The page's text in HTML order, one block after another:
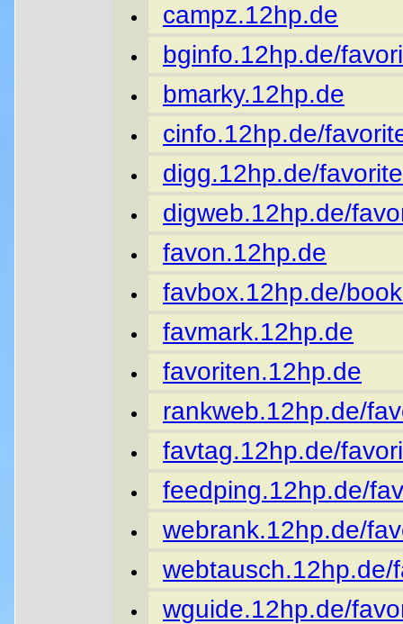
campz.12hp.de
bginfo.12hp.de/
bmarky.12hp.de
cinfo.12hp.de/
digg.12hp.de/
digweb.12hp.de/
favon.12hp.de
favbox.12hp.de/
favmark.12hp.de
favoriten.12hp.de
rankweb.12hp.de/
favtag.12hp.de/
feedping.12hp.de/
webrank.12hp.de/
webtausch.12hp.de/
wguide.12hp.de/